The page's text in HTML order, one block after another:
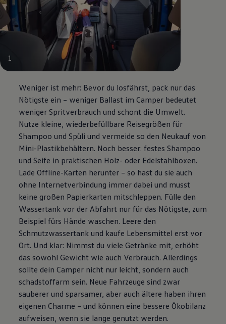
1
Weniger ist mehr: Bevor du losfährst, pack nur das
Nötigste ein – weniger Ballast im Camper bedeutet
weniger Spritverbrauch und schont die Umwelt.
Nutze kleine, wiederbefüllbare Reisegrößen für
Shampoo und Spüli und vermeide so den Neukauf von
Mini-Plastikbehältern. Noch besser: festes Shampoo
und Seife in praktischen Holz- oder Edelstahlboxen.
Lade Offline-Karten herunter – so hast du sie auch
ohne Internetverbindung immer dabei und musst
keine großen Papierkarten mitschleppen. Fülle den
Wassertank vor der Abfahrt nur für das Nötigste, zum
Beispiel fürs Hände waschen. Leere den
Schmutzwassertank und kaufe Lebensmittel erst vor
Ort. Und klar: Nimmst du viele Getränke mit, erhöht
das sowohl Gewicht wie auch Verbrauch. Allerdings
sollte dein Camper nicht nur leicht, sondern auch
schadstoffarm sein. Neue Fahrzeuge sind zwar
sauberer und sparsamer, aber auch ältere haben ihren
eigenen Charme – und können eine bessere Ökobilanz
aufweisen, wenn sie lange genutzt werden.